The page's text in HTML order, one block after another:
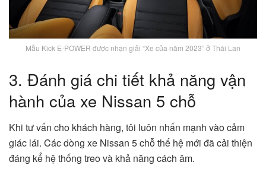
Mẫu Kick E-POWER được nhận giải “Xe của năm 2023” ở Thái Lan
3. Đánh giá chi tiết khả năng vận
hành của xe Nissan 5 chỗ
Khi tư vấn cho khách hàng, tôi luôn nhấn mạnh vào cảm
giác lái. Các dòng xe Nissan 5 chỗ thế hệ mới đã cải thiện
đáng kể hệ thống treo và khả năng cách âm.